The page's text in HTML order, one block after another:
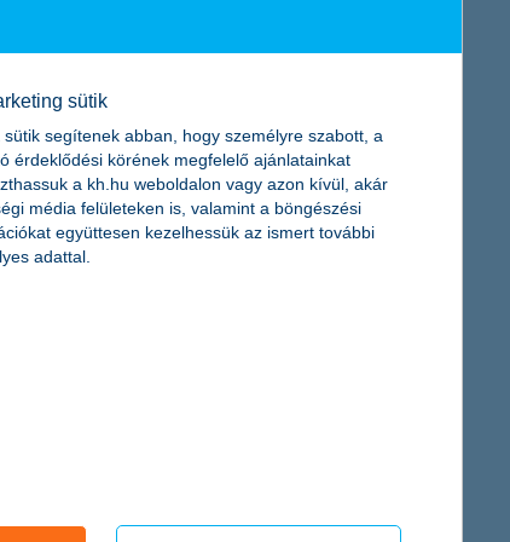
ígér – most nem csupán a mobilbankban,
mire használható a digitális pénzügyi asszisztens.
sütik
sütik segítenek abban, hogy személyre szabott, a
érdeklődési körének megfelelő ajánlatainkat
a kh.hu weboldalon vagy azon kívül, akár
média felületeken is, valamint a böngészési
együttesen kezelhessük az ismert további
adattal.